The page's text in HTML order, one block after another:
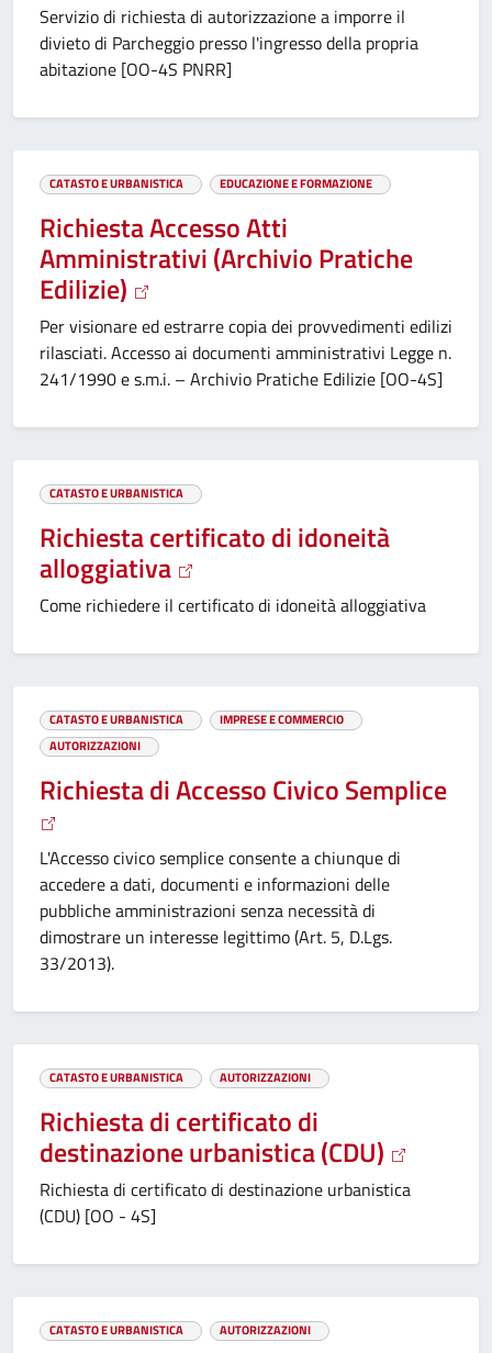
Servizio di richiesta di autorizzazione a imporre il
divieto di Parcheggio presso l'ingresso della propria
abitazione [OO-4S PNRR]
CATASTO E URBANISTICA EDUCAZIONE E FORMAZIONE
Richiesta Accesso Atti
Amministrativi (Archivio Pratiche
Edilizie)
Per visionare ed estrarre copia dei provvedimenti edilizi
rilasciati. Accesso ai documenti amministrativi Legge n.
241/1990 e s.m.i. – Archivio Pratiche Edilizie [OO-4S]
CATASTO E URBANISTICA
Richiesta certificato di idoneità
alloggiativa
Come richiedere il certificato di idoneità alloggiativa
CATASTO E URBANISTICA
IMPRESE E COMMERCIO
AUTORIZZAZIONI
Richiesta di Accesso Civico Semplice
L'Accesso civico semplice consente a chiunque di
accedere a dati, documenti e informazioni delle
pubbliche amministrazioni senza necessità di
dimostrare un interesse legittimo (Art. 5, D.Lgs.
33/2013).
CATASTO E URBANISTICA AUTORIZZAZIONI
Richiesta di certificato di
destinazione urbanistica (CDU)
Richiesta di certificato di destinazione urbanistica
(CDU) [OO - 4S]
CATASTO E URBANISTICA AUTORIZZAZIONI